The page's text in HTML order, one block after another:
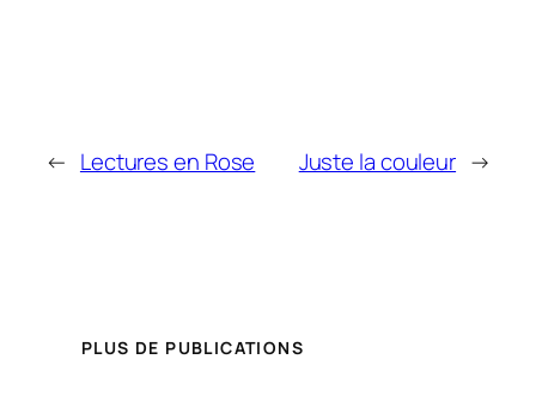
← Lectures en Rose Juste la couleur →
PLUS DE PUBLICATIONS